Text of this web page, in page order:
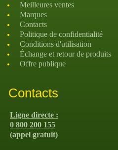
Meilleures ventes
Marques
Contacts
Politique de confidentialité
Conditions d'utilisation
Échange et retour de produits
Offre publique
Contacts
Ligne directe :
0 800 200 155
(appel gratuit)